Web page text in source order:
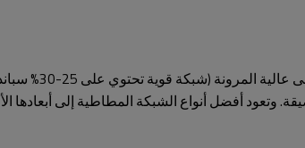
وتعود أفضل أنواع الشبكة المطاطية إلى أبعادها